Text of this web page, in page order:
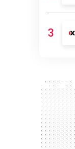
3
300 x 250